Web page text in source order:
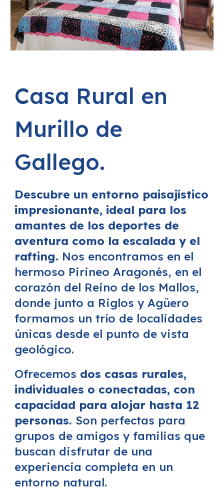
Casa Rural en
Murillo de
Gallego.
Descubre un entorno paisajístico
impresionante, ideal para los
amantes de los deportes de
aventura como la escalada y el
rafting. Nos encontramos en el
hermoso Pirineo Aragonés, en el
corazón del Reino de los Mallos,
donde junto a Riglos y Agüero
formamos un trío de localidades
únicas desde el punto de vista
geológico.
Ofrecemos dos casas rurales,
individuales o conectadas, con
capacidad para alojar hasta 12
personas. Son perfectas para
grupos de amigos y familias que
buscan disfrutar de una
experiencia completa en un
entorno natural.